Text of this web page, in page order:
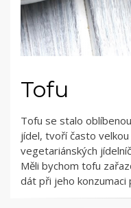
Tofu
Tofu se stalo
jídel, tvoří často
vegetariánských
Měli bychom tofu
dát při jeho konzumaci